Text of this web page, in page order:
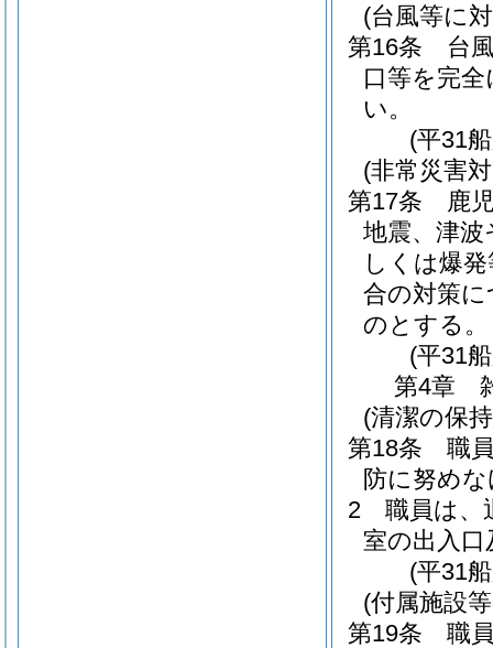
(台風等に
第16条
台
口等を完
い。
(平31
(非常災害
第17条
鹿
地震、津
しくは爆
合の対策
のとする。
(平31
第4章
(清潔の保
第18条
職
防に努め
2
職員は、
室の出入
(平31
(付属施設
第19条
職